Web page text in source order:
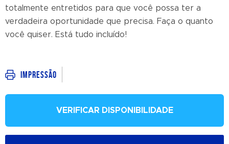
totalmente entretidos para que você possa ter a
verdadeira oportunidade que precisa. Faça o quanto
você quiser. Está tudo incluído!
Impressão
VERIFICAR DISPONIBILIDADE